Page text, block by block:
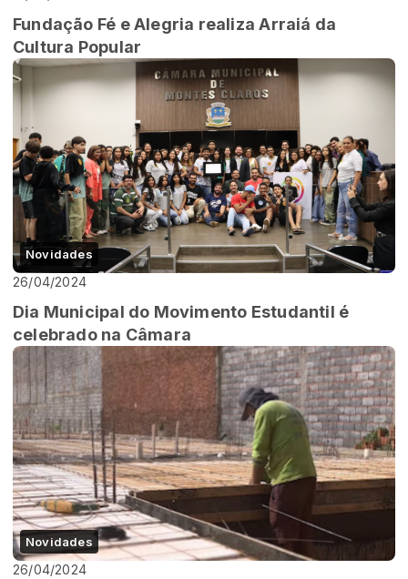
Fundação Fé e Alegria realiza Arraiá da
Cultura Popular
Novidades
26/04/2024
Dia Municipal do Movimento Estudantil é
celebrado na Câmara
Novidades
26/04/2024